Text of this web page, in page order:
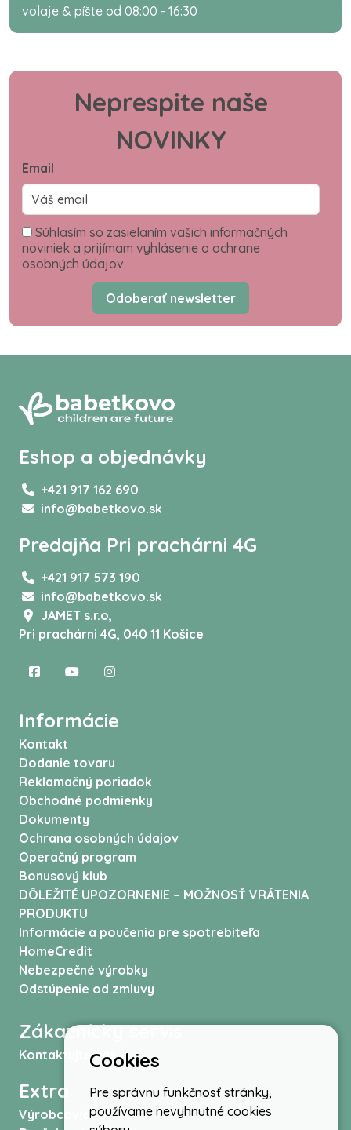
volaje & píšte od 08:00 - 16:30
Neprespite naše
NOVINKY
Email
Súhlasím so zasielaním vašich informačných
noviniek a prijímam vyhlásenie o ochrane
osobných údajov.
Odoberať newsletter
Eshop a objednávky
+421 917 162 690
info@babetkovo.sk
Predajňa Pri prachárni 4G
+421 917 573 190
info@babetkovo.sk
JAMET s.r.o,
Pri prachárni 4G, 040 11 Košice
Informácie
Kontakt
Dodanie tovaru
Reklamačný poriadok
Obchodné podmienky
Dokumenty
Ochrana osobných údajov
Operačný program
Bonusový klub
DÔLEŽITÉ UPOZORNENIE – MOŽNOSŤ VRÁTENIA
PRODUKTU
Informácie a poučenia pre spotrebiteľa
HomeCredit
Nebezpečné výrobky
Odstúpenie od zmluvy
Zákaznícky servis
Kontaktujte nás
Extra
Výrobcovia
Cookies
Pre správnu funkčnosť stránky,
používame nevyhnutné cookies